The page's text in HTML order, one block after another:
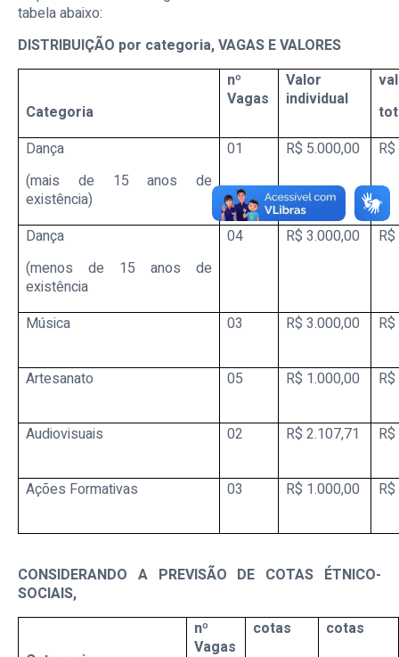
tabela abaixo:
DISTRIBUIÇÃO por categoria, VAGAS E VALORES
Categoria
nº
Vagas
Valor
individual
Dança
(mais de 15 anos de
existência)
01 R$ 5.000,00
Dança
(menos de 15 anos de
existência
04 R$ 3.000,00
Música 03 R$ 3.000,00
Artesanato 05 R$ 1.000,00
Audiovisuais 02 R$ 2.107,71
Ações Formativas 03 R$ 1.000,00
CONSIDERANDO A PREVISÃO DE COTAS ÉTNICO-
SOCIAIS,
nº
Vagas
cotas
cotas